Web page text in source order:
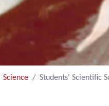
Science Students' Scientific